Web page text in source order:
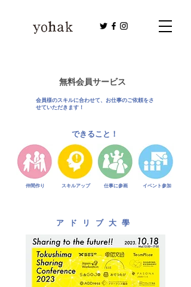
無料会員サービス
会員様のスキルに合わせて、お仕事のご依頼をさ
せていただきます！
できること！
仲間作り スキルアップ 仕事に参画 イベント参加
アドリブ大學